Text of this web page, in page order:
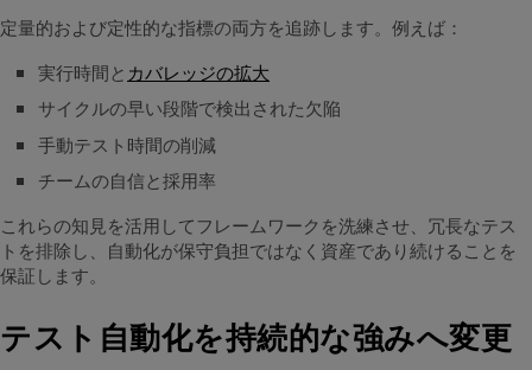
定量的および定性的な指標の両方を追跡します。例えば：
実行時間とカバレッジの拡大
サイクルの早い段階で検出された欠陥
手動テスト時間の削減
チームの自信と採用率
これらの知見を活用してフレームワークを洗練させ、冗長なテス
トを排除し、自動化が保守負担ではなく資産であり続けることを
保証します。
テスト自動化を持続的な強みへ変更